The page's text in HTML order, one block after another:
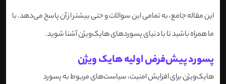
این مقاله جامع، به تمامی این سوالات و حتی بیشتر از آن پاسخ می‌دهد. با
ما همراه باشید تا با دنیای پسوردهای هایک‌ویژن آشنا شوید.
پسورد پیش‌فرض اولیه هایک‌ ویژن
هایک‌ویژن برای افزایش امنیت، سیاست‌های مربوط به پسورد